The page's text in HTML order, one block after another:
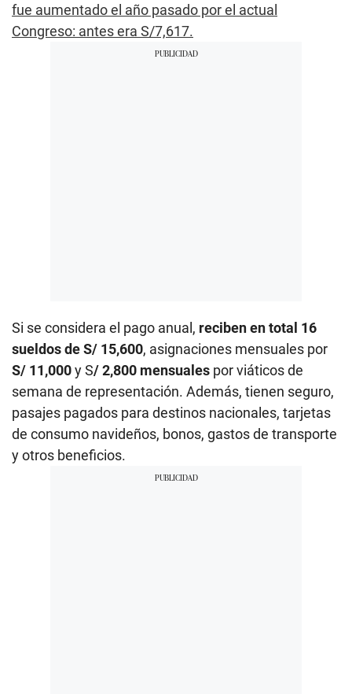
fue aumentado el año pasado por el actual
Congreso: antes era S/7,617.
Si se considera el pago anual, reciben en total 16
sueldos de S/ 15,600, asignaciones mensuales por
S/ 11,000y S/ 2,800 mensuales por viáticos de
semana de representación. Además, tienen seguro,
pasajes pagados para destinos nacionales, tarjetas
de consumo navideños, bonos, gastos de transporte
y otros beneficios.